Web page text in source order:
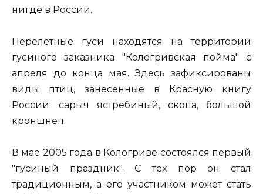
нигде в России.
Перелетные гуси находятся на территории
гусиного заказника "Кологривская пойма" с
апреля до конца мая. Здесь зафиксированы
виды птиц, занесенные в Красную книгу
России: сарыч ястребиный, скопа, большой
кроншнеп.
В мае 2005 года в Кологриве состоялся первый
"гусиный праздник". С тех пор он стал
традиционным, а его участником может стать